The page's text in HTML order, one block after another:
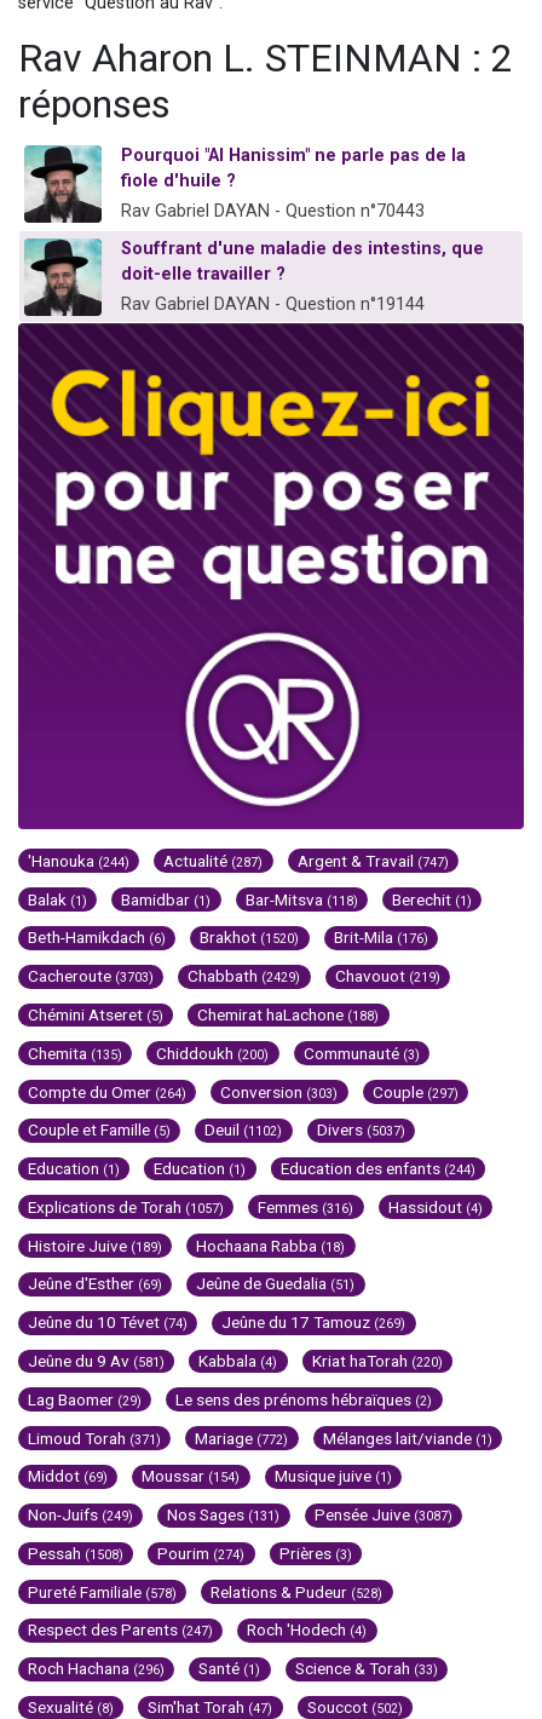
61 personnes viennent de demander une bénédiction
Eva vient de donner son Maasser
Rav Aharon L. STEINMAN : 2
réponses
Pourquoi "Al Hanissim" ne parle pas de la
fiole d'huile ?
Rav Gabriel DAYAN - Question n°70443
Souffrant d'une maladie des intestins, que
doit-elle travailler ?
Rav Gabriel DAYAN - Question n°19144
'Hanouka (244) Actualité (287) Argent & Travail (747)
Balak (1) Bamidbar (1) Bar-Mitsva (118) Berechit (1)
Beth-Hamikdach (6) Brakhot (1520) Brit-Mila (176)
Cacheroute (3703) Chabbath (2429) Chavouot (219)
Chémini Atseret (5) Chemirat haLachone (188)
Chemita (135) Chiddoukh (200) Communauté (3)
Compte du Omer (264) Conversion (303) Couple (297)
Couple et Famille (5) Deuil (1102) Divers (5037)
Education (1) Education (1) Education des enfants (244)
Explications de Torah (1057) Femmes (316) Hassidout (4)
Histoire Juive (189) Hochaana Rabba (18)
Jeûne d'Esther (69) Jeûne de Guedalia (51)
Jeûne du 10 Tévet (74) Jeûne du 17 Tamouz (269)
Jeûne du 9 Av (581) Kabbala (4) Kriat haTorah (220)
Lag Baomer (29) Le sens des prénoms hébraïques (2)
Limoud Torah (371) Mariage (772) Mélanges lait/viande (1)
Middot (69) Moussar (154) Musique juive (1)
Non-Juifs (249) Nos Sages (131) Pensée Juive (3087)
Pessah (1508) Pourim (274) Prières (3)
Pureté Familiale (578) Relations & Pudeur (528)
Respect des Parents (247) Roch 'Hodech (4)
Roch Hachana (296) Santé (1) Science & Torah (33)
Sexualité (8) Sim'hat Torah (47) Souccot (502)